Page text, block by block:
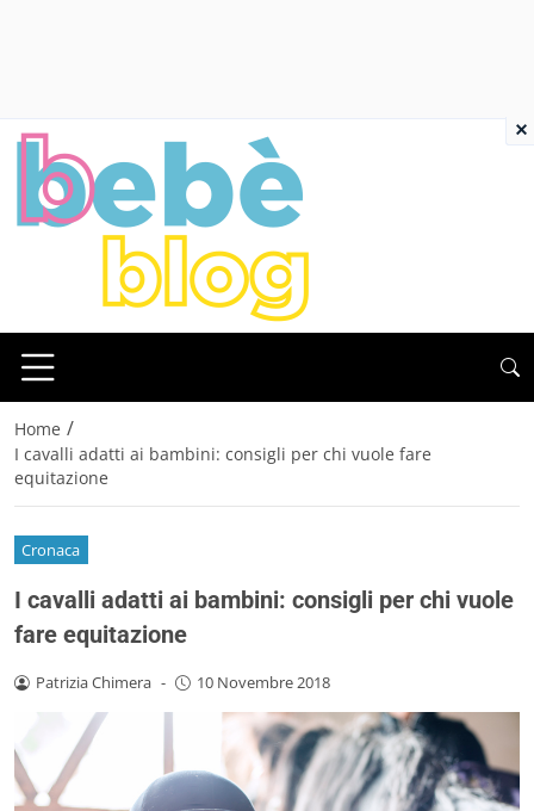
Home /
I cavalli adatti ai bambini: consigli per chi vuole fare
equitazione
Cronaca
I cavalli adatti ai bambini: consigli per chi vuole
fare equitazione
Patrizia Chimera - 10 Novembre 2018
×